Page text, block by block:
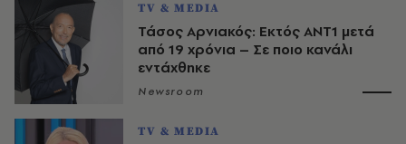
TV & MEDIA
Τάσος Αρνιακός: Εκτός ΑΝΤ1 μετά
από 19 χρόνια – Σε ποιο κανάλι
εντάχθηκε
Newsroom
TV & MEDIA